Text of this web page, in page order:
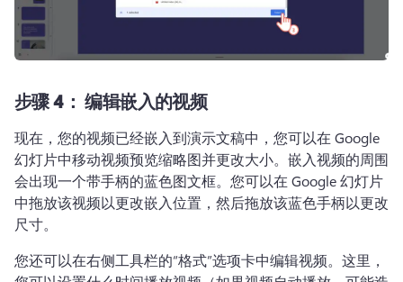
步骤 4：编辑嵌入的视频
现在，您的视频已经嵌入到演示文稿中，您可以在 Google
幻灯片中移动视频预览缩略图并更改大小。 嵌入视频的周围
会出现一个带手柄的蓝色图文框。 您可以在 Google 幻灯片
中拖放该视频以更改嵌入位置，然后拖放该蓝色手柄以更改
尺寸。
您还可以在右侧工具栏的“格式”选项卡中编辑视频。 这里，